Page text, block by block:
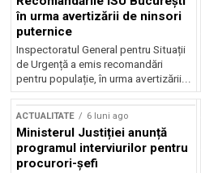
în urma avertizării de ninsori
puternice
Inspectoratul General pentru Situații
de Urgență a emis recomandări
pentru populație, în urma avertizării...
ACTUALITATE 6 luni ago
Ministerul Justiției anunță
programul interviurilor pentru
procurori-șefi